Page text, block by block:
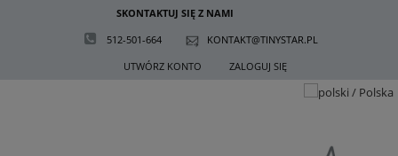
SKONTAKTUJ SIĘ Z NAMI
512-501-664
KONTAKT@TINYSTAR.PL
UTWÓRZ KONTO
ZALOGUJ SIĘ